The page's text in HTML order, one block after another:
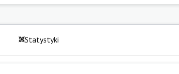
Statystyki